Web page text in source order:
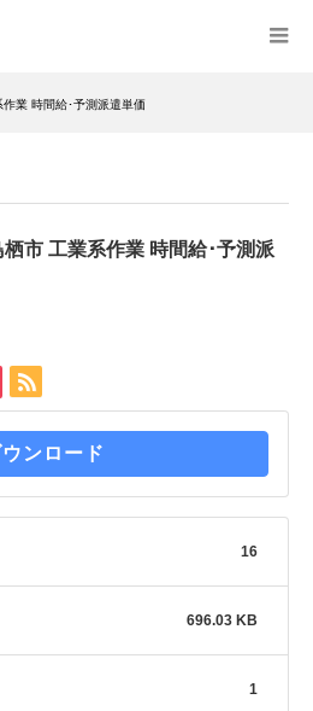
業 時間給･予測派遣単価
市 工業系作業 時間給･予測派
ンロード
16
696.03 KB
1